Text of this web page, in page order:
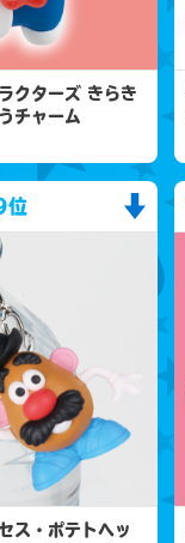
クターズ きらき
チャーム
位
ス・ポテトヘッ